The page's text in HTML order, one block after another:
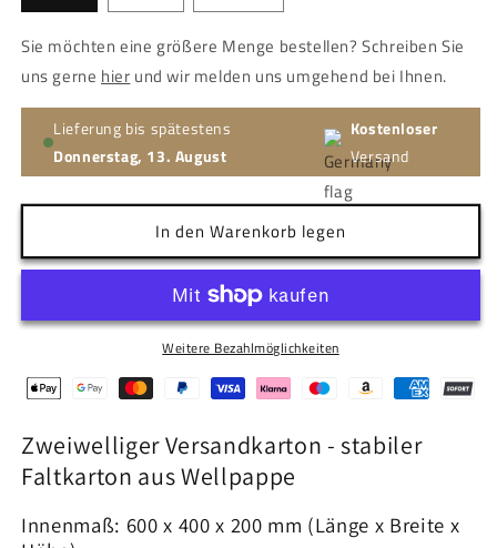
Sie möchten eine größere Menge bestellen? Schreiben Sie
uns gerne hier und wir melden uns umgehend bei Ihnen.
Lieferung bis spätestens
Donnerstag, 13. August
Kostenloser
Versand
In den Warenkorb legen
Weitere Bezahlmöglichkeiten
Zweiwelliger Versandkarton - stabiler
Faltkarton aus Wellpappe
Innenmaß: 600 x 400 x 200 mm (Länge x Breite x